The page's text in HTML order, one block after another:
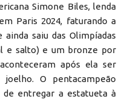
Simone Biles, lenda
Paris 2024, faturando a
saiu das Olimpíadas
e salto) e um bronze por
após ela ser
O pentacampeão
de entregar a estatueta à